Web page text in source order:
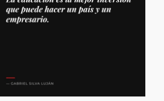
MUJERES QUE INSPIRAN
La prosperidad